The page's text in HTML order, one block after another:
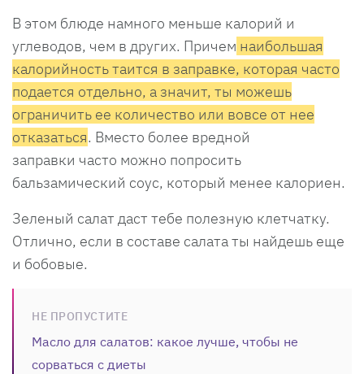
В этом блюде намного меньше калорий и
углеводов, чем в других. Причем наибольшая
калорийность таится в заправке, которая часто
подается отдельно, а значит, ты можешь
ограничить ее количество или вовсе от нее
отказаться. Вместо более вредной
заправки часто можно попросить
бальзамический соус, который менее калориен.
Зеленый салат даст тебе полезную клетчатку.
Отлично, если в составе салата ты найдешь еще
и бобовые.
НЕ ПРОПУСТИТЕ
Масло для салатов: какое лучше, чтобы не
сорваться с диеты